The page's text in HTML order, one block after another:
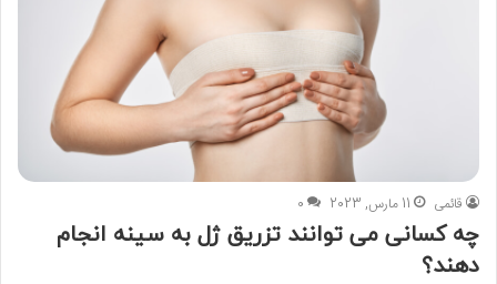
قائمی 11 مارس, 2023 0
چه کسانی می توانند تزریق ژل به سینه انجام
دهند؟